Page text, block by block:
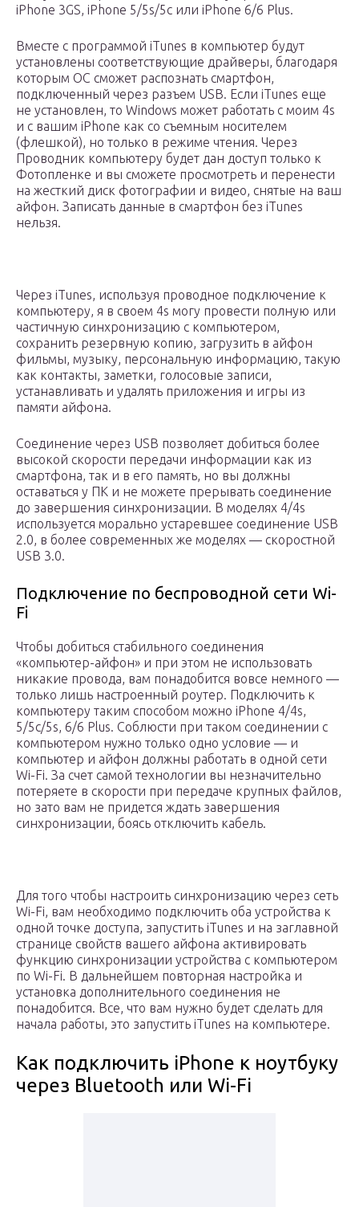
iPhone 3GS, iPhone 5/5s/5c или iPhone 6/6 Plus.
Вместе с программой iTunes в компьютер будут
установлены соответствующие драйверы, благодаря
которым ОС сможет распознать смартфон,
подключенный через разъем USB. Если iTunes еще
не установлен, то Windows может работать с моим 4s
и с вашим iPhone как со съемным носителем
(флешкой), но только в режиме чтения. Через
Проводник компьютеру будет дан доступ только к
Фотопленке и вы сможете просмотреть и перенести
на жесткий диск фотографии и видео, снятые на ваш
айфон. Записать данные в смартфон без iTunes
нельзя.
Через iTunes, используя проводное подключение к
компьютеру, я в своем 4s могу провести полную или
частичную синхронизацию с компьютером,
сохранить резервную копию, загрузить в айфон
фильмы, музыку, персональную информацию, такую
как контакты, заметки, голосовые записи,
устанавливать и удалять приложения и игры из
памяти айфона.
Соединение через USB позволяет добиться более
высокой скорости передачи информации как из
смартфона, так и в его память, но вы должны
оставаться у ПК и не можете прерывать соединение
до завершения синхронизации. В моделях 4/4s
используется морально устаревшее соединение USB
2.0, в более современных же моделях — скоростной
USB 3.0.
Подключение по беспроводной сети Wi-
Fi
Чтобы добиться стабильного соединения
«компьютер-айфон» и при этом не использовать
никакие провода, вам понадобится вовсе немного —
только лишь настроенный роутер. Подключить к
компьютеру таким способом можно iPhone 4/4s,
5/5c/5s, 6/6 Plus. Соблюсти при таком соединении с
компьютером нужно только одно условие — и
компьютер и айфон должны работать в одной сети
Wi-Fi. За счет самой технологии вы незначительно
потеряете в скорости при передаче крупных файлов,
но зато вам не придется ждать завершения
синхронизации, боясь отключить кабель.
Для того чтобы настроить синхронизацию через сеть
Wi-Fi, вам необходимо подключить оба устройства к
одной точке доступа, запустить iTunes и на заглавной
странице свойств вашего айфона активировать
функцию синхронизации устройства с компьютером
по Wi-Fi. В дальнейшем повторная настройка и
установка дополнительного соединения не
понадобится. Все, что вам нужно будет сделать для
начала работы, это запустить iTunes на компьютере.
Как подключить iPhone к ноутбуку
через Bluetooth или Wi-Fi